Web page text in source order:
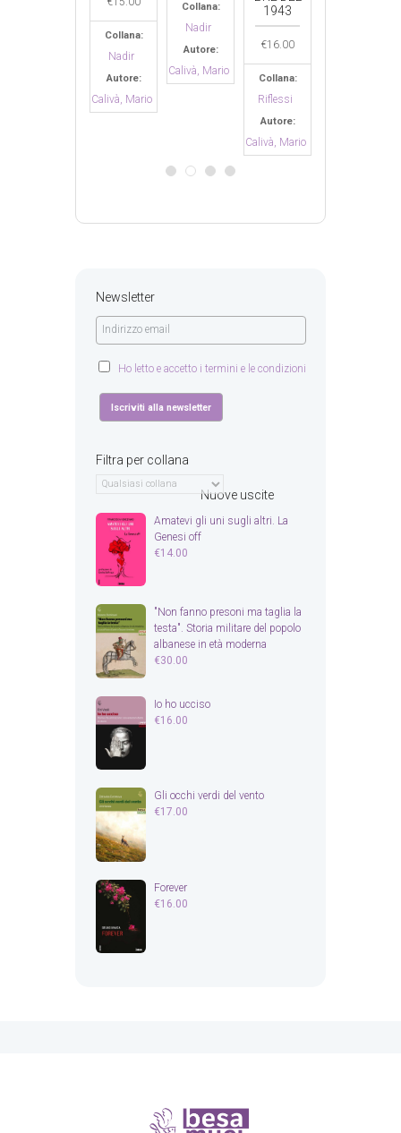
Calivà, Mario
Collana:
Calivà, Mario
1943
€16.00
Calivà, Mario
€18.00
Collana:
Varia
Calivà, Mario
Newsletter
Ho letto e accetto i termini e le condizioni
Filtra per collana
Nuove uscite
Amatevi gli uni sugli altri. La
Genesi off
€14.00
"Non fanno presoni ma taglia la
testa". Storia militare del popolo
albanese in età moderna
€30.00
Io ho ucciso
€16.00
Gli occhi verdi del vento
€17.00
Forever
€16.00